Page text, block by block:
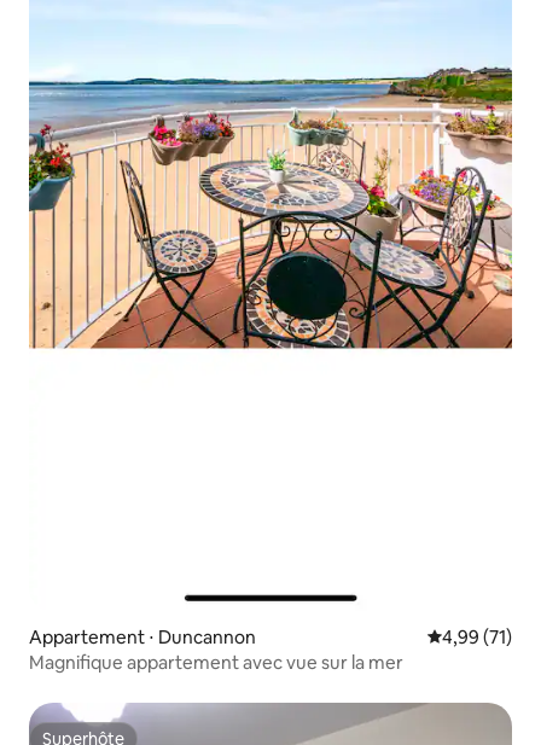
Appartement ⋅ Duncannon Évaluation
4,99 (71)
Magnifique appartement avec vue sur la mer
Superhôte